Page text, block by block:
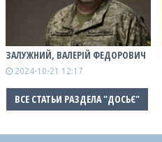
ЗАЛУЖНИЙ, ВАЛЕРІЙ ФЕДОРОВИЧ
2024-10-21 12:17
ВСЕ СТАТЬИ РАЗДЕЛА "ДОСЬЄ"